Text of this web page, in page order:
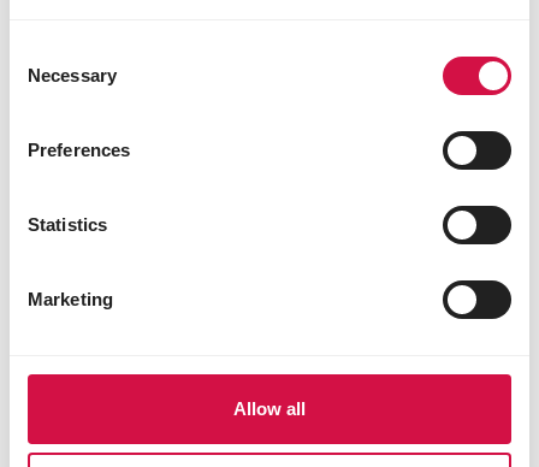
Selection
Necessary
Preferences
Statistics
Marketing
Allow all
Crock Apple